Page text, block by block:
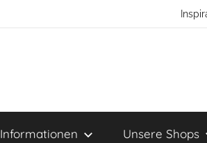
Informationen Unsere Shops